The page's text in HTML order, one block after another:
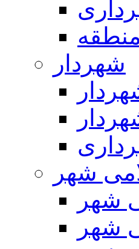
منطقه
شهردار
شهر
شهر
شهر